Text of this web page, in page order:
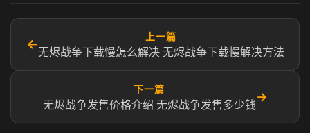
←
上一篇
无烬战争下载慢怎么解决 无烬战争下载慢解决方法
下一篇
无烬战争发售价格介绍 无烬战争发售多少钱
→